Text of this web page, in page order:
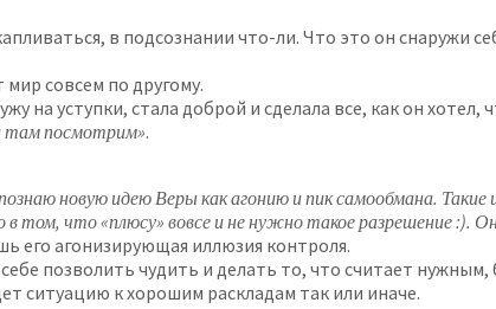
в подсознании что-ли. Что это он снаружи
совсем по другому.
уступки, стала доброй и сделала все, как он
там посмотрим».
новую идею Веры как агонию и пик самообмана. Такие
что «плюсу» вовсе и не нужно такое разрешение :).
его агонизирующая иллюзия контроля.
позволить чудить и делать то, что считает
ситуацию к хорошим раскладам так или иначе.